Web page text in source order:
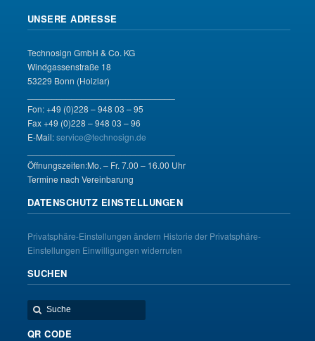
UNSERE ADRESSE
Technosign GmbH & Co. KG
Windgassenstraße 18
53229 Bonn (Holzlar)
Fon: +49 (0)228 – 948 03 – 95
Fax +49 (0)228 – 948 03 – 96
E-Mail:service@technosign.de
Öffnungszeiten:Mo. – Fr. 7.00 – 16.00 Uhr
Termine nach Vereinbarung
DATENSCHUTZ EINSTELLUNGEN
Privatsphäre-Einstellungen ändern Historie der Privatsphäre-
Einstellungen Einwilligungen widerrufen
SUCHEN
QR CODE